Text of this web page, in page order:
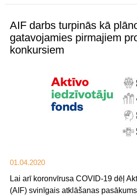
AIF darbs turpinās kā
gatavojamies pirmajiem
konkursiem
01.04.2020
Lai arī koronvīrusa COVID-19 dēļ
(AIF) svinīgais atklāšanas